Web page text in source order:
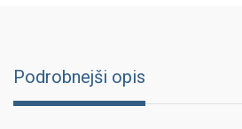
Podrobnejši opis